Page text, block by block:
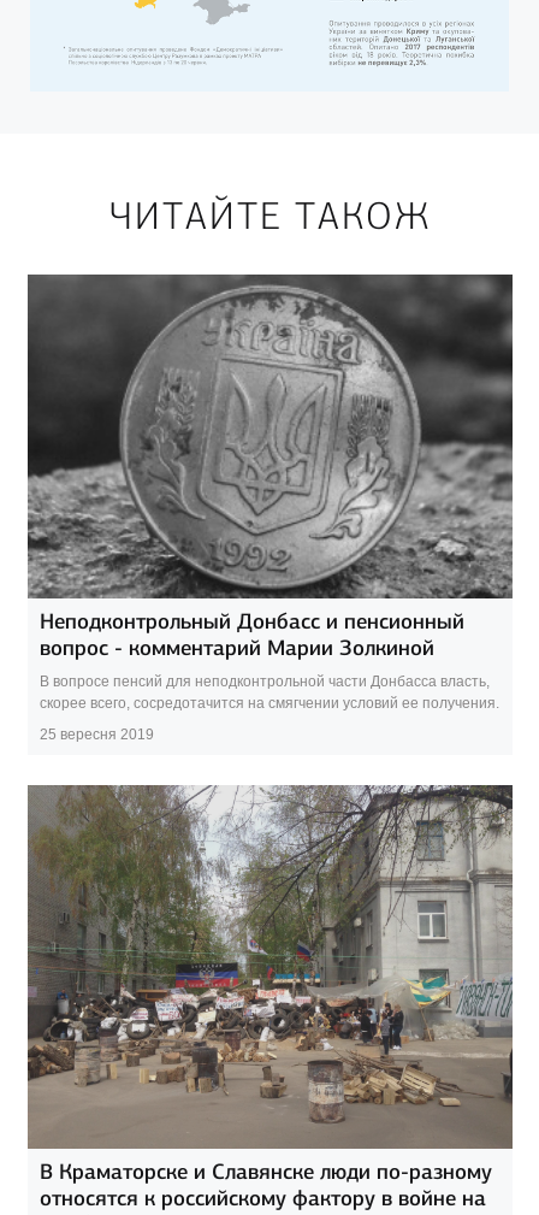
ЧИТАЙТЕ ТАКОЖ
Неподконтрольный Донбасс и пенсионный
вопрос - комментарий Марии Золкиной
В вопросе пенсий для неподконтрольной части Донбасса власть,
скорее всего, сосредотачится на смягчении условий ее получения.
25 вересня 2019
В Краматорске и Славянске люди по-разному
относятся к российскому фактору в войне на